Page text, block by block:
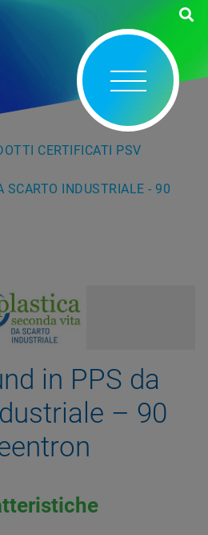
CERTIFICATI PSV
SCARTO INDUSTRIALE - 90
in PPS da
– 90